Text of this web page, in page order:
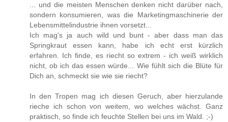
... und die meisten Menschen denken nicht darüber nach,
sondern konsumieren, was die Marketingmaschinerie der
Lebensmittelindustrie ihnen vorsetzt...
Ich mag's ja auch wild und bunt - aber dass man das
Springkraut essen kann, habe ich echt erst kürzlich
erfahren. Ich finde, es riecht so extrem - ich weiß wirklich
nicht, ob ich das essen würde... Wie fühlt sich die Blüte für
Dich an, schmeckt sie wie sie riecht?
In den Tropen mag ich diesen Geruch, aber hierzulande
rieche ich schon von weitem, wo welches wächst. Ganz
praktisch, so finde ich feuchte Stellen bei uns im Wald. ;-)